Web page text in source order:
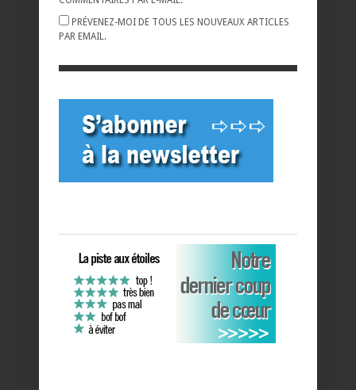
PRÉVENEZ-MOI DE TOUS LES NOUVEAUX ARTICLES
PAR EMAIL.